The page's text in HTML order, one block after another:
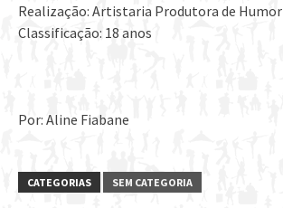
Realização: Artistaria Produtora de Humor
Classificação: 18 anos
Por: Aline Fiabane
CATEGORIAS SEM CATEGORIA